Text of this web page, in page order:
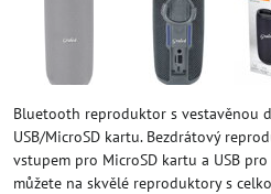
Bluetooth reproduktor s vestavěnou
USB/MicroSD kartu. Bezdrátový
vstupem pro MicroSD kartu a USB
můžete na skvělé reproduktory s